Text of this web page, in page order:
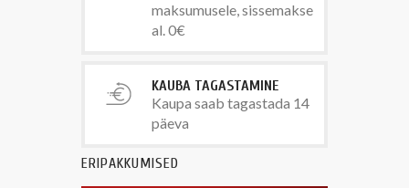
maksumusele, sissemakse
al. 0€
KAUBA TAGASTAMINE
Kaupa saab tagastada 14
päeva
ERIPAKKUMISED